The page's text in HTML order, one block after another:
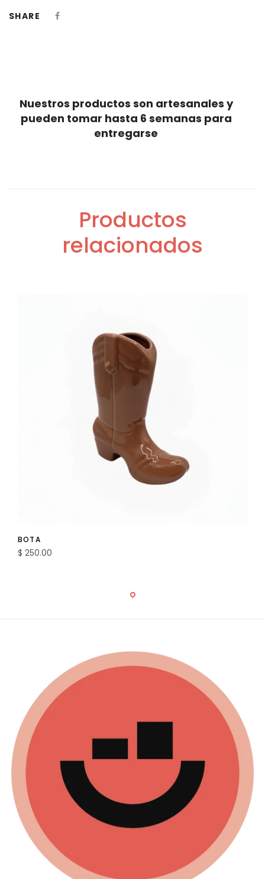
SHARE
Nuestros productos son artesanales y
pueden tomar hasta 6 semanas para
entregarse
Productos
relacionados
BOTA
$ 250.00